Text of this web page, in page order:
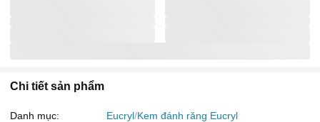
Chi tiết sản phẩm
Danh mục: Eucryl Kem đánh răng Eucryl